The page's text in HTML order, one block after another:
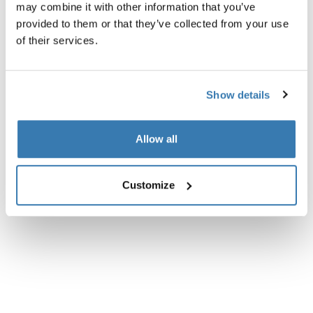
may combine it with other information that you’ve
provided to them or that they’ve collected from your use
of their services.
Show details
Allow all
Customize
Toggle overview
Descripción del producto
Toggle guides and instructions